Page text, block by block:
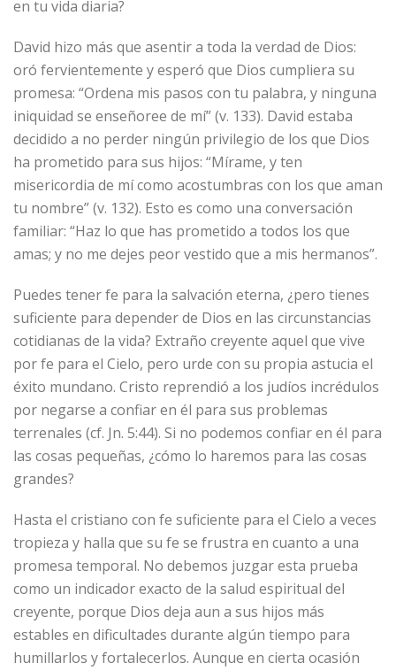
en tu vida diaria?
David hizo más que asentir a toda la verdad de Dios:
oró fervientemente y esperó que Dios cumpliera su
promesa: “Ordena mis pasos con tu palabra, y ninguna
iniquidad se enseñoree de mí” (v. 133). David estaba
decidido a no perder ningún privilegio de los que Dios
ha prometido para sus hijos: “Mírame, y ten
misericordia de mí como acostumbras con los que aman
tu nombre” (v. 132). Esto es como una conversación
familiar: “Haz lo que has prometido a todos los que
amas; y no me dejes peor vestido que a mis hermanos”.
Puedes tener fe para la salvación eterna, ¿pero tienes
suficiente para depender de Dios en las circunstancias
cotidianas de la vida? Extraño creyente aquel que vive
por fe para el Cielo, pero urde con su propia astucia el
éxito mundano. Cristo reprendió a los judíos incrédulos
por negarse a confiar en él para sus problemas
terrenales (cf. Jn. 5:44). Si no podemos confiar en él para
las cosas pequeñas, ¿cómo lo haremos para las cosas
grandes?
Hasta el cristiano con fe suficiente para el Cielo a veces
tropieza y halla que su fe se frustra en cuanto a una
promesa temporal. No debemos juzgar esta prueba
como un indicador exacto de la salud espiritual del
creyente, porque Dios deja aun a sus hijos más
estables en dificultades durante algún tiempo para
humillarlos y fortalecerlos. Aunque en cierta ocasión